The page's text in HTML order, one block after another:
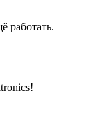
работать.